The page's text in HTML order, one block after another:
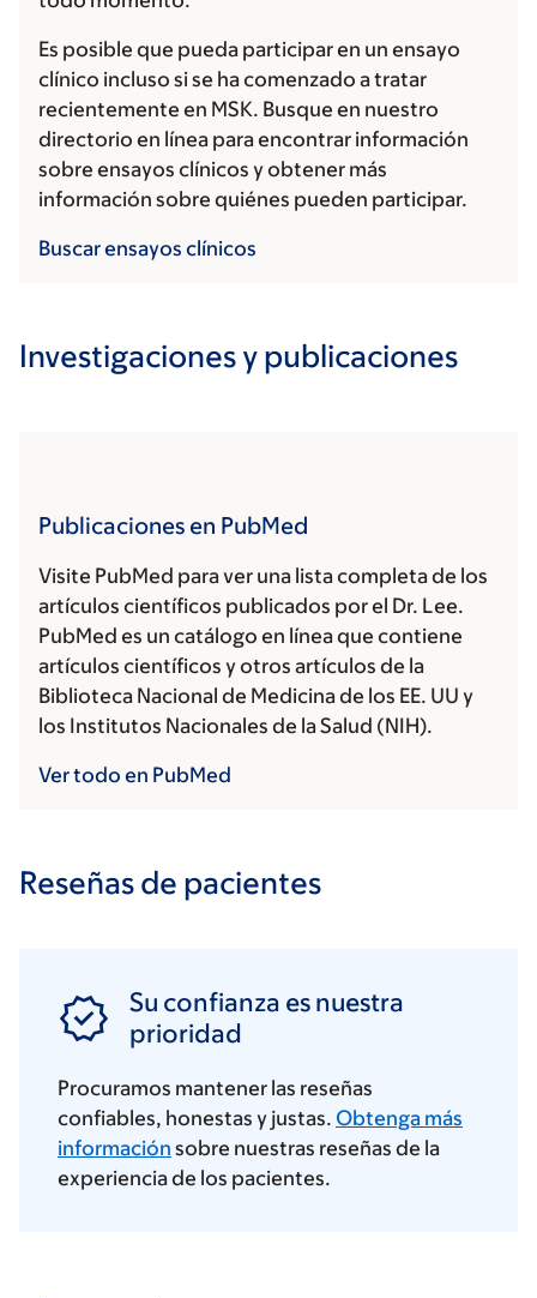
Es posible que pueda participar en un ensayo
clínico incluso si se ha comenzado a tratar
recientemente en MSK. Busque en nuestro
directorio en línea para encontrar información
sobre ensayos clínicos y obtener más
información sobre quiénes pueden participar.
Buscar ensayos clínicos
Investigaciones y publicaciones
Publicaciones en PubMed
Visite PubMed para ver una lista completa de los
artículos científicos publicados por el Dr. Lee.
PubMed es un catálogo en línea que contiene
artículos científicos y otros artículos de la
Biblioteca Nacional de Medicina de los EE. UU y
los Institutos Nacionales de la Salud (NIH).
Ver todo en PubMed
Reseñas de pacientes
Su confianza es nuestra
prioridad
Procuramos mantener las reseñas
confiables, honestas y justas. Obtenga más
información sobre nuestras reseñas de la
experiencia de los pacientes.